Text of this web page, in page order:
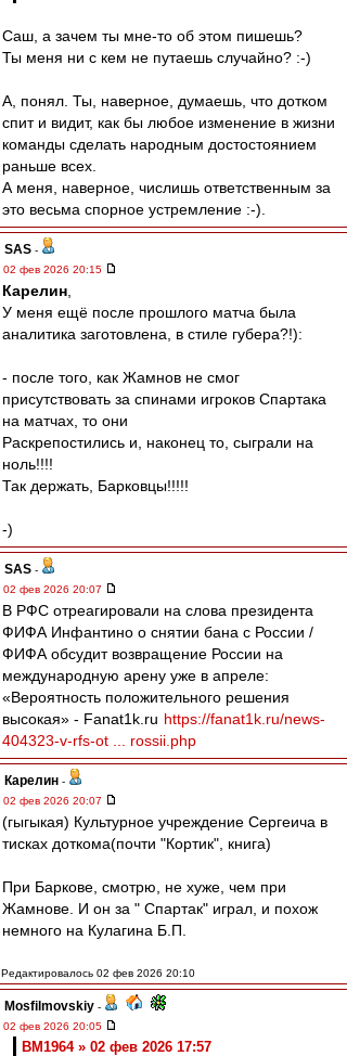
Саш, а зачем ты мне-то об этом пишешь?
Ты меня ни с кем не путаешь случайно? :-)
А, понял. Ты, наверное, думаешь, что дотком
спит и видит, как бы любое изменение в жизни
команды сделать народным достостоянием
раньше всех.
А меня, наверное, числишь ответственным за
это весьма спорное устремление :-).
SAS -
02 фев 2026 20:15
Карелин
У меня ещё после прошлого матча была
аналитика заготовлена, в стиле губера?!):
- после того, как Жамнов не смог
присутствовать за спинами игроков Спартака
на матчах, то они
Раскрепостились и, наконец то, сыграли на
ноль!!!!
Так держать, Барковцы!!!!!
-)
SAS -
02 фев 2026 20:07
В РФС отреагировали на слова президента
ФИФА Инфантино о снятии бана с России /
ФИФА обсудит возвращение России на
международную арену уже в апреле:
«Вероятность положительного решения
высокая» - Fanat1k.ru https://fanat1k.ru/news-
404323-v-rfs-ot ... rossii.php
Карелин -
02 фев 2026 20:07
(гыгыкая) Культурное учреждение Сергеича в
тисках доткома(почти "Кортик", книга)
При Баркове, смотрю, не хуже, чем при
Жамнове. И он за " Спартак" играл, и похож
немного на Кулагина Б.П.
Редактировалось 02 фев 2026 20:10
Mosfilmovskiy -
02 фев 2026 20:05
BM1964 » 02 фев 2026 17:57